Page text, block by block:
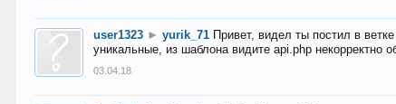
user1323 ► yurik_71 Привет, видел ты постил в
уникальные, из шаблона видите api.php некорректно
03.04.18